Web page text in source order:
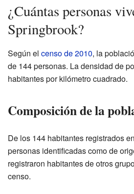
¿Cuántas personas
Springbrook?
Según el censo de 2010, la
de 144 personas. La densidad de
habitantes por kilómetro cuadrado.
Composición de la
De los 144 habitantes registrados
personas identificadas como de
registraron habitantes de otros
censo.